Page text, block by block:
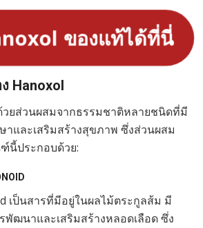
ของแท้ได้ที่นี่
Hanoxol
ยส่วนผสมจากธรรมชาติหลายชนิดที่มี
และเสริมสร้างสุขภาพ ซึ่งส่วนผสม
นี้ประกอบด้วย:
เป็นสารที่มีอยู่ในผลไม้ตระกูลส้ม มี
ฒนาและเสริมสร้างหลอดเลือด ซึ่ง